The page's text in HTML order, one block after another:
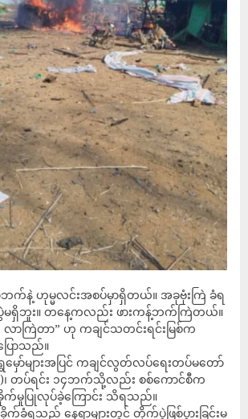
က်နဲ့ ဟုမ္မလင်းအစပ်မှာရှိတယ်။ အခုဗုံးကြဲ ခံရ
ဘူး။ တနေ့ကလည်း ဖားကန့်ဘက်ကြဲတယ်။
လာကြဲတာ” ဟု ကချင်သတင်းရင်းမြစ်က
ောသည်။
ော်များအပြင် ကချင်လွတ်လပ်ရေးတပ်မတော်
)၊ တပ်ရင်း ၁၄ဘက်သို့လည်း စစ်ကောင်စီက
မှုပြုလုပ်ခဲ့ကြောင်း သိရသည်။
ခံရသည့် နေရာများတွင် တိုက်ပွဲဖြစ်ပွားခြင်းမ